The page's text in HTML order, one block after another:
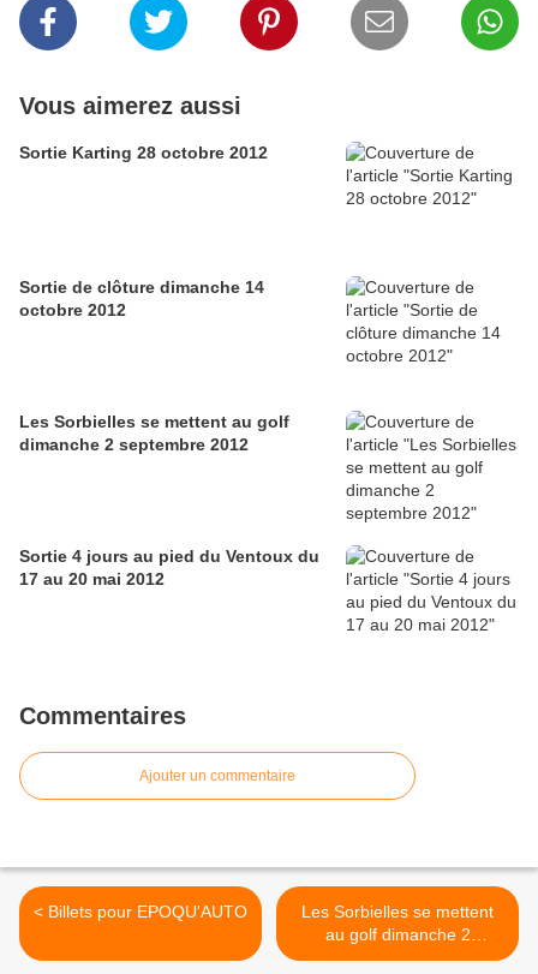
Vous aimerez aussi
Sortie Karting 28 octobre 2012
Sortie de clôture dimanche 14
octobre 2012
Les Sorbielles se mettent au golf
dimanche 2 septembre 2012
Sortie 4 jours au pied du Ventoux du
17 au 20 mai 2012
Commentaires
Ajouter un commentaire
< Billets pour EPOQU'AUTO
Les Sorbielles se mettent
au golf dimanche 2
septembre 2012 >